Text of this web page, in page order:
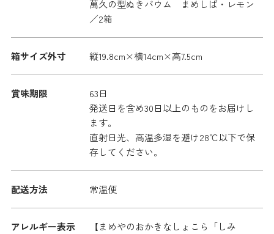
萬久の型ぬきバウム まめしば・レモン
／2箱
箱サイズ外寸 縦19.8cm×横14cm×高7.5cm
賞味期限
63日
発送日を含め30日以上のものをお届けし
ます。
直射日光、高温多湿を避け28℃以下で保
存してください。
配送方法 常温便
アレルギー表示
【まめやのおかきなしょこら「しみ